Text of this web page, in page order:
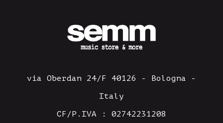
via Oberdan 24/F 40126 - Bologna -
Italy
CF/P.IVA : 02742231208